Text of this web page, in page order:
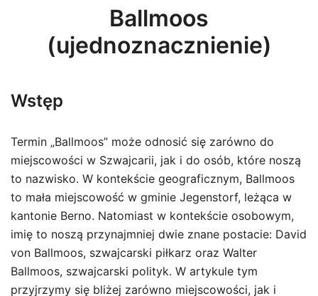
Ballmoos
(ujednoznacznienie)
Wstęp
Termin „Ballmoos” może odnosić się zarówno do
miejscowości w Szwajcarii, jak i do osób, które noszą
to nazwisko. W kontekście geograficznym, Ballmoos
to mała miejscowość w gminie Jegenstorf, leżąca w
kantonie Berno. Natomiast w kontekście osobowym,
imię to noszą przynajmniej dwie znane postacie: David
von Ballmoos, szwajcarski piłkarz oraz Walter
Ballmoos, szwajcarski polityk. W artykule tym
przyjrzymy się bliżej zarówno miejscowości, jak i